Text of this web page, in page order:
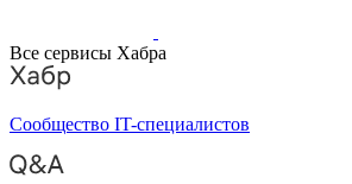
Все сервисы Хабра
Сообщество IT-специалистов